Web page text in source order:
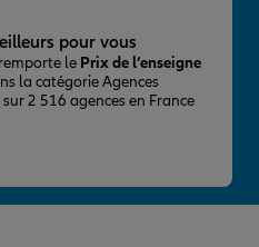
pour vous
le Prix de l’enseigne
la catégorie Agences
2 516 agences en France